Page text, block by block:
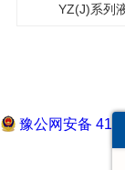
YZ(J)系列
豫公网安备